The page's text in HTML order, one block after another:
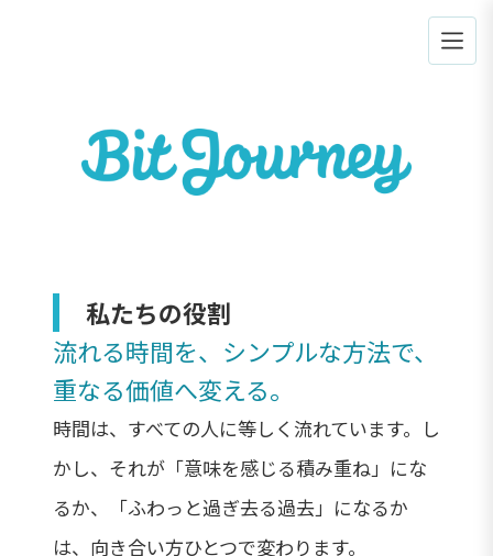
私たちの役割
流れる時間を、シンプルな方法で、
重なる価値へ変える。
時間は、すべての人に等しく流れています。し
かし、それが「意味を感じる積み重ね」にな
るか、「ふわっと過ぎ去る過去」になるか
は、向き合い方ひとつで変わります。